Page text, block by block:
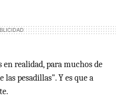
en realidad, para muchos de
pesadillas". Y es que a